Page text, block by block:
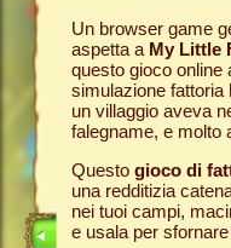
Nelle
nostro
sui
Un browser game
aspetta a My Little
questo gioco online
simulazione fattoria
un villaggio aveva
falegname, e molto
Questo gioco di
una redditizia
nei tuoi campi,
e usala per